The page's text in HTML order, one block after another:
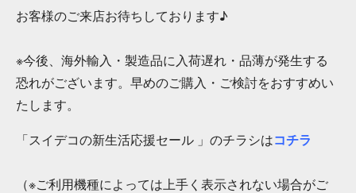
お客様のご来店お待ちしております♪
※今後、海外輸入・製造品に入荷遅れ・品薄が発生する
恐れがございます。早めのご購入・ご検討をおすすめい
たします。
「スイデコの新生活応援セール 」のチラシはコチラ
（※ご利用機種によっては上手く表示されない場合がご